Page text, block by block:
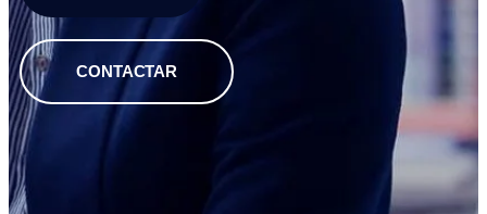
CONTACTAR